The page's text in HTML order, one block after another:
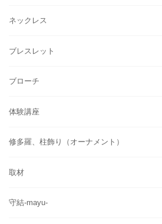
ネックレス
ブレスレット
ブローチ
体験講座
修多羅、柱飾り（オーナメント）
取材
守結-mayu-